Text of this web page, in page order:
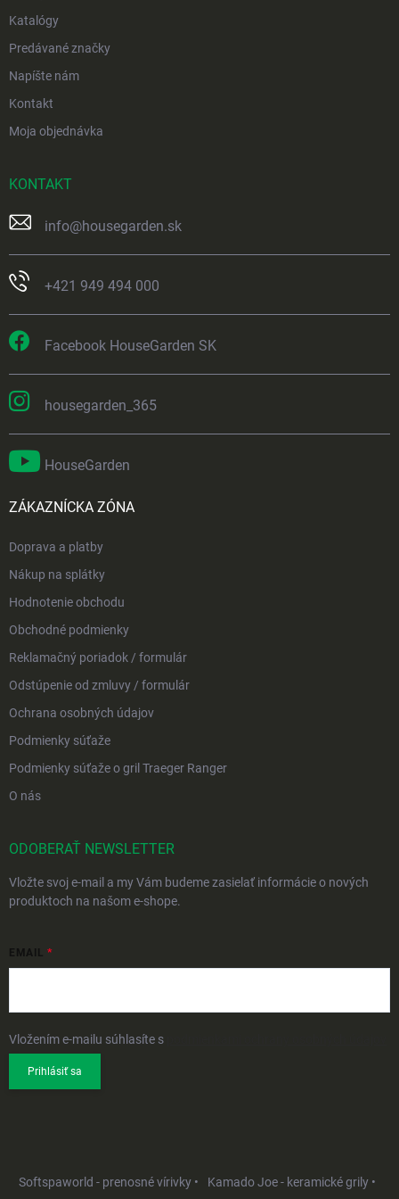
Katalógy
Predávané značky
Napíšte nám
Kontakt
Moja objednávka
KONTAKT
info@housegarden.sk
+421 949 494 000
Facebook HouseGarden SK
housegarden_365
HouseGarden
ZÁKAZNÍCKA ZÓNA
Doprava a platby
Nákup na splátky
Hodnotenie obchodu
Obchodné podmienky
Reklamačný poriadok / formulár
Odstúpenie od zmluvy / formulár
Ochrana osobných údajov
Podmienky súťaže
Podmienky súťaže o gril Traeger Ranger
O nás
ODOBERAŤ NEWSLETTER
Vložte svoj e-mail a my Vám budeme zasielať informácie o nových
produktoch na našom e-shope.
EMAIL
Vložením e-mailu súhlasíte s
Prihlásiť sa
Softspaworld - prenosné vírivky • Kamado Joe - keramické grily •